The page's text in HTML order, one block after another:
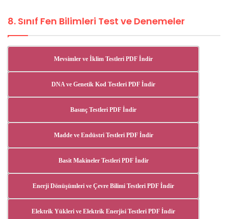
8. Sınıf Fen Bilimleri Test ve Denemeler
Mevsimler ve İklim Testleri PDF İndir
DNA ve Genetik Kod Testleri PDF İndir
Basınç Testleri PDF İndir
Madde ve Endüstri Testleri PDF İndir
Basit Makineler Testleri PDF İndir
Enerji Dönüşümleri ve Çevre Bilimi Testleri PDF İndir
Elektrik Yükleri ve Elektrik Enerjisi Testleri PDF İndir